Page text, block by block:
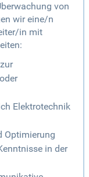
von
wir eine/n
in mit
Elektrotechnik
Optimierung
in der